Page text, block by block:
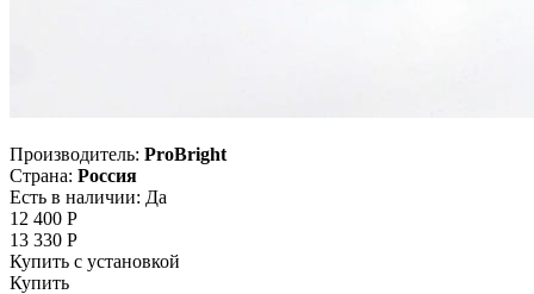
Производитель: ProBright
Страна: Россия
Есть в наличии: Да
12 400 Р
13 330 Р
Купить с установкой
Купить